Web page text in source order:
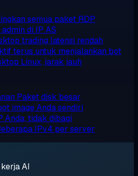
semua paket RDP
admin di IP AS
trading latensi rendah
terus untuk menjalankan bot
Linux, jarak jauh
Paket disk besar
image Anda sendiri
Anda, tidak dibagi
IPv4 per server
AI